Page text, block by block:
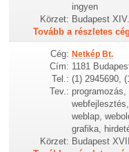
ingyen
Körzet: Budapest
Tovább a részletes
Cég: Netkép Bt.
Cím: 1181
Tel.: (1) 2945690,
Tev.:
weblap,
grafika,
Körzet: Budapest